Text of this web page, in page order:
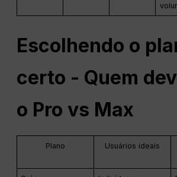
Escolhendo o
certo - Quem
o Pro vs Max
Plano Usuários ideais